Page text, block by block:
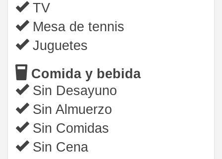
TV
Mesa de tennis
Juguetes
Comida y bebida
Sin Desayuno
Sin Almuerzo
Sin Comidas
Sin Cena